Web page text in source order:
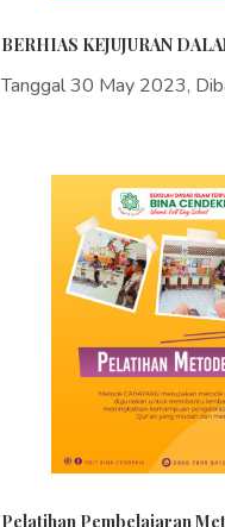
BERHIAS KEJUJURAN
Tanggal 30 May 2023,
Pelatihan Pembelajaran